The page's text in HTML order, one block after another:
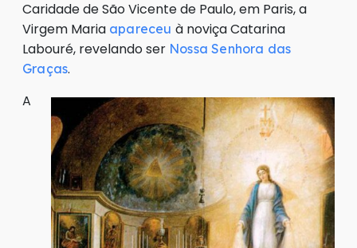
Caridade de São Vicente de Paulo, em Paris, a
Virgem Maria apareceu à noviça Catarina
Labouré, revelando ser Nossa Senhora das
Graças.
A